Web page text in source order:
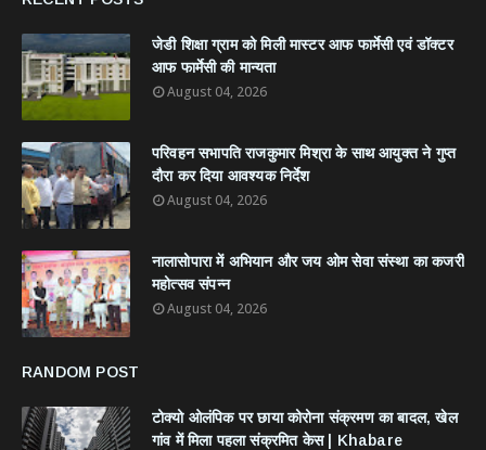
जेडी शिक्षा ग्राम को मिली मास्टर आफ फार्मेसी एवं डॉक्टर
आफ फार्मेसी की मान्यता
August 04, 2026
परिवहन सभापति राजकुमार मिश्रा के साथ आयुक्त ने गुप्त
दौरा कर दिया आवश्यक निर्देश
August 04, 2026
नालासोपारा में अभियान और जय ओम सेवा संस्था का कजरी
महोत्सव संपन्न
August 04, 2026
RANDOM POST
टोक्यो ओलंपिक पर छाया कोरोना संक्रमण का बादल, खेल
गांव में मिला पहला संक्रमित केस | Khabare